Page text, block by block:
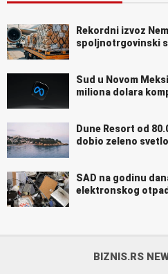
Rekordni izvoz
spoljnotrgovinski
Sud u Novom
miliona dolara
Dune Resort od
dobio zeleno svetlo
SAD na godinu
elektronskog
BIZNIS.RS